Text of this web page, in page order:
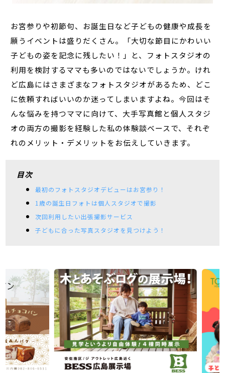
お宮参りや初節句、お誕生日など子どもの健康や成長を
願うイベントは盛りだくさん。「大切な節目にかわいい
子どもの姿を記念に残したい！」と、フォトスタジオの
利用を検討するママも多いのではないでしょうか。けれ
ど広島にはさまざまなフォトスタジオがあるため、どこ
に依頼すればいいのか迷ってしまいますよね。今回はそ
んな悩みを持つママに向けて、大手写真館と個人スタジ
オの両方の撮影を経験した私の体験談ベースで、それぞ
れのメリット・デメリットをお伝えしていきます。
目次
最初のフォトスタジオデビューはお宮参り！
1歳の誕生日フォトは個人スタジオで撮影
次回利用したい出張撮影サービス
子どもに合った写真スタジオを見つけよう！